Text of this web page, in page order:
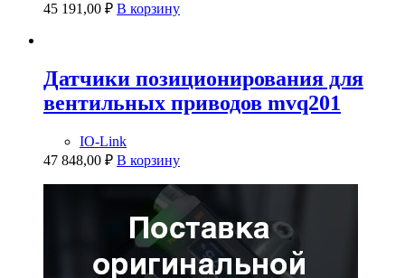
45 191,00 ₽ В корзину
Датчики позиционирования для
вентильных приводов mvq201
IO-Link
47 848,00 ₽ В корзину